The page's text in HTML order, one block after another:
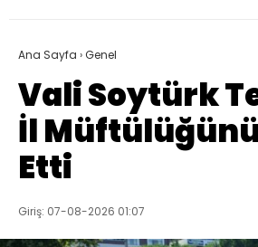
Ana Sayfa ›Genel
Vali Soytürk
İl
Etti
Giriş: 07-08-2026 01:07